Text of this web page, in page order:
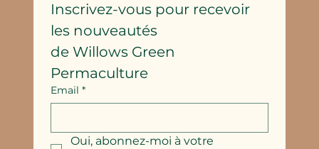
Inscrivez-vous pour recevoir
les nouveautés
de Willows Green
Permaculture
Email *
Oui, abonnez-moi à votre